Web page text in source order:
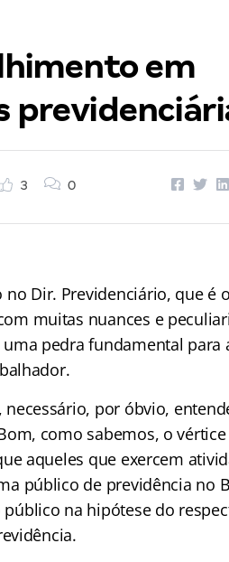
em
3 0
Dir. Previdenciário, que é o
muitas nuances e
pedra fundamental para
por óbvio,
como sabemos, o vértice
aqueles que exercem
público de previdência no
na hipótese do